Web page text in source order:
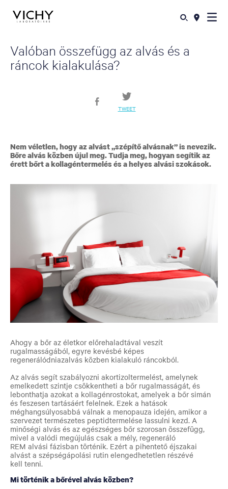
Valóban összefügg az alvás és a
ráncok kialakulása?
TWEET
Nem véletlen, hogy az alvást „szépítő alvásnak” is nevezik.
Bőre alvás közben újul meg. Tudja meg, hogyan segítik az
érett bőrt a kollagéntermelés és a helyes alvási szokások.
Ahogy a bőr az életkor előrehaladtával veszít
rugalmasságából, egyre kevésbé képes
regenerálódniazalvás közben kialakuló ráncokból.
Az alvás segít szabályozni akortizoltermelést, amelynek
emelkedett szintje csökkentheti a bőr rugalmasságát, és
lebonthatja azokat a kollagénrostokat, amelyek a bőr simán
és feszesen tartásáért felelnek. Ezek a hatások
méghangsúlyosabbá válnak a menopauza idején, amikor a
szervezet természetes peptidtermelése lassulni kezd. A
minőségi alvás és az egészséges bőr szorosan összefügg,
mivel a valódi megújulás csak a mély, regeneráló
REM alvási fázisban történik. Ezért a pihentető éjszakai
alvást a szépségápolási rutin elengedhetetlen részévé
kell tenni.
Mi történik a bőrével alvás közben?